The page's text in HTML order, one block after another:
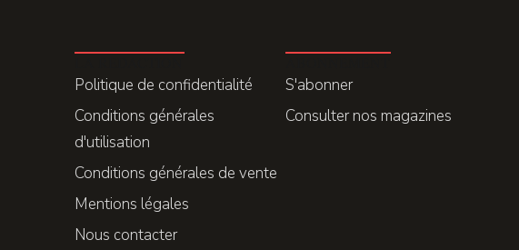
Politique de confidentialité
Conditions générales
d'utilisation
Conditions générales de vente
Mentions légales
Nous contacter
S'abonner
Consulter nos magazines